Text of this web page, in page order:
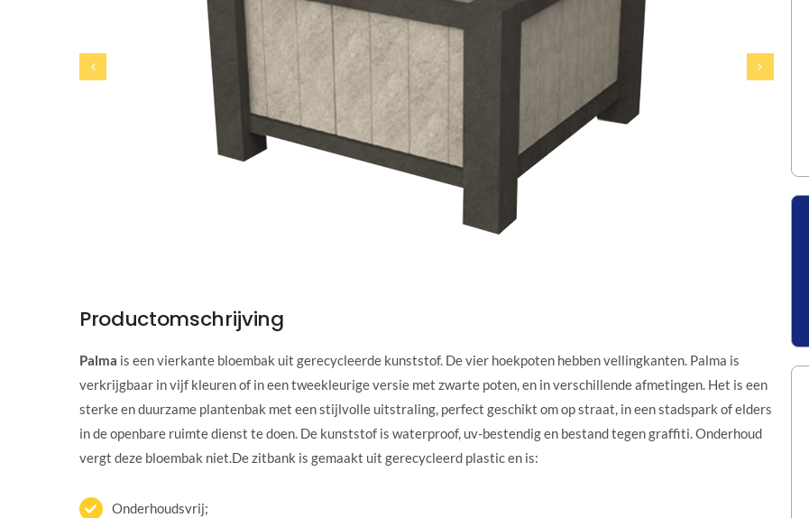
Productomschrijving
Palma is een vierkante bloembak uit gerecycleerde kunststof. De vier hoekpoten hebben vellingkanten. Palma is
verkrijgbaar in vijf kleuren of in een tweekleurige versie met zwarte poten, en in verschillende afmetingen. Het is een
sterke en duurzame plantenbak met een stijlvolle uitstraling, perfect geschikt om op straat, in een stadspark of elders
in de openbare ruimte dienst te doen. De kunststof is waterproof, uv-bestendig en bestand tegen graffiti. Onderhoud
vergt deze bloembak niet.De zitbank is gemaakt uit gerecycleerd plastic en is:
Onderhoudsvrij;